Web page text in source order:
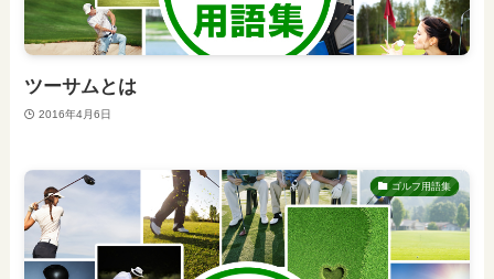
ツーサムとは
2016年4月6日
ゴルフ用語集